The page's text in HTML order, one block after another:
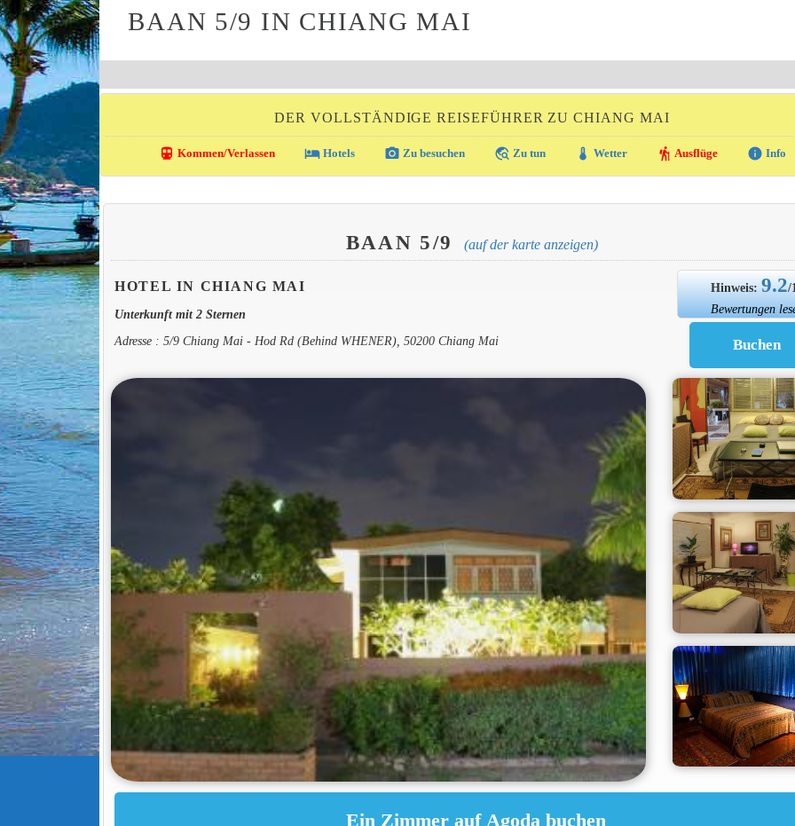
BAAN 5/9 IN CHIANG MAI
DER VOLLSTÄNDIGE REISEFÜHRER ZU CHIANG MAI
directions_transit Kommen/Verlassen local_hotelHotels photo_camera Zu besuchen travel_explore Zu tun thermostat Wetter hiking Ausflüge info Info
BAAN 5/9 (auf der karte anzeigen)
HOTEL IN CHIANG MAI
Unterkunft mit 2 Sternen
Adresse : 5/9 Chiang Mai - Hod Rd (Behind WHENER), 50200 Chiang Mai
Hinweis:9.2/
Bewertungen